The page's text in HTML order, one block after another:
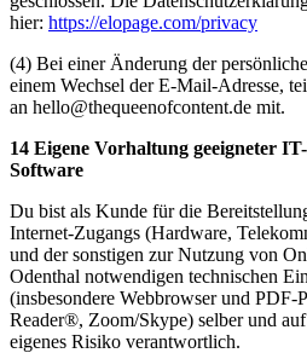
hier: https://elopage.com/privacy
(4) Bei einer Änderung der
einem Wechsel der E-Mail-Adresse,
an hello@thequeenofcontent.de mit.
14 Eigene Vorhaltung geeigneter
Software
Du bist als Kunde für die
Internet-Zugangs (Hardware,
und der sonstigen zur Nutzung von
Odenthal notwendigen technischen
(insbesondere Webbrowser und
Reader®, Zoom/Skype) selber und
eigenes Risiko verantwortlich.